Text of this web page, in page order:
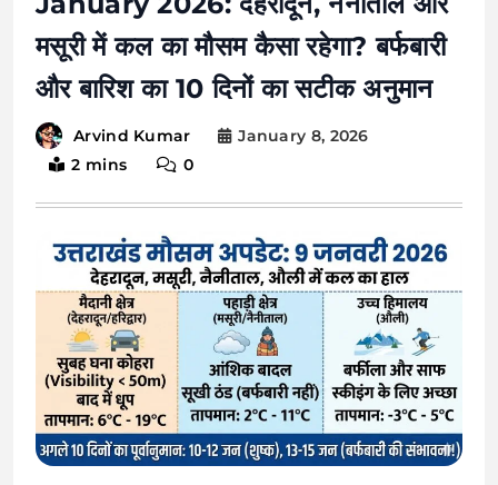
मसूरी में कल का मौसम कैसा रहेगा? बर्फबारी
और बारिश का 10 दिनों का सटीक अनुमान
Arvind Kumar
January 8, 2026
2 mins
0